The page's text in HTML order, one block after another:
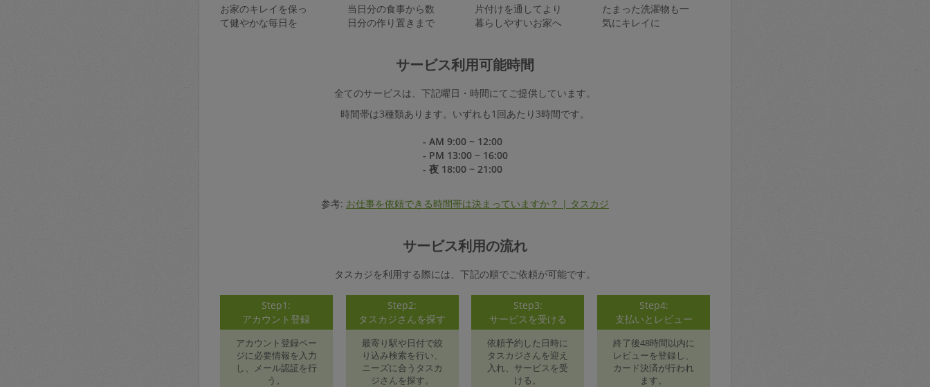
お家のキレイを保っ
て健やかな毎日を
当日分の食事から数
日分の作り置きまで
片付けを通してより
暮らしやすいお家へ
たまった洗濯物も一
気にキレイに
サービス利用可能時間
全てのサービスは、下記曜日・時間にてご提供しています。
時間帯は3種類あります。いずれも1回あたり3時間です。
- AM 9:00 ~ 12:00
- PM 13:00 ~ 16:00
- 夜 18:00 ~ 21:00
参考: お仕事を依頼できる時間帯は決まっていますか？ | タスカジ
サービス利用の流れ
タスカジを利用する際には、下記の順でご依頼が可能です。
Step1:
アカウント登録
アカウント登録ペー
ジに必要情報を入力
し、メール認証を行
う。
Step2:
タスカジさんを探す
最寄り駅や日付で絞
り込み検索を行い、
ニーズに合うタスカ
ジさんを探す。
Step3:
サービスを受ける
依頼予約した日時に
タスカジさんを迎え
入れ、サービスを受
ける。
Step4:
支払いとレビュー
終了後48時間以内に
レビューを登録し、
カード決済が行われ
ます。